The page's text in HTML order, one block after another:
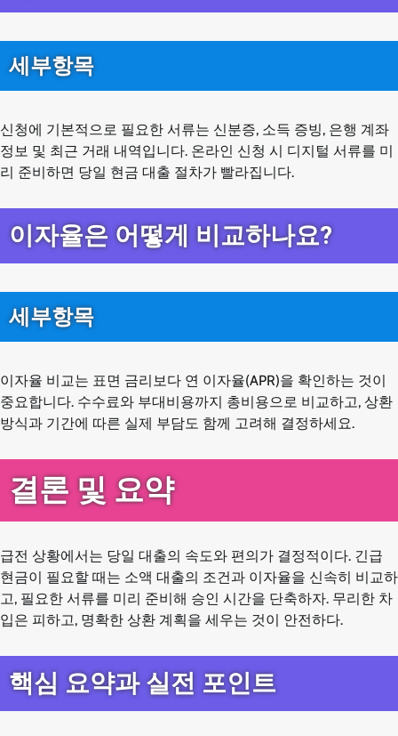
세부항목
신청에 기본적으로 필요한 서류는 신분증, 소득 증빙, 은행 계좌
정보 및 최근 거래 내역입니다. 온라인 신청 시 디지털 서류를 미
리 준비하면 당일 현금 대출 절차가 빨라집니다.
이자율은 어떻게 비교하나요?
세부항목
이자율 비교는 표면 금리보다 연 이자율(APR)을 확인하는 것이
중요합니다. 수수료와 부대비용까지 총비용으로 비교하고, 상환
방식과 기간에 따른 실제 부담도 함께 고려해 결정하세요.
결론 및 요약
급전 상황에서는 당일 대출의 속도와 편의가 결정적이다. 긴급
현금이 필요할 때는 소액 대출의 조건과 이자율을 신속히 비교하
고, 필요한 서류를 미리 준비해 승인 시간을 단축하자. 무리한 차
입은 피하고, 명확한 상환 계획을 세우는 것이 안전하다.
핵심 요약과 실전 포인트